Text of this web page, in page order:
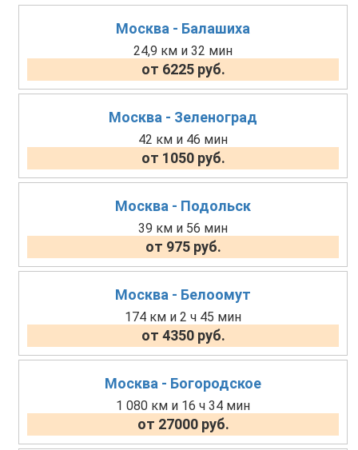
Москва - Балашиха
24,9 км и 32 мин
от 6225 руб.
Москва - Зеленоград
42 км и 46 мин
от 1050 руб.
Москва - Подольск
39 км и 56 мин
от 975 руб.
Москва - Белоомут
174 км и 2 ч 45 мин
от 4350 руб.
Москва - Богородское
1 080 км и 16 ч 34 мин
от 27000 руб.